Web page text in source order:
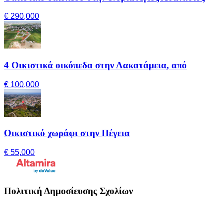
€ 290,000
4 Οικιστικά οικόπεδα στην Λακατάμεια, από
€ 100,000
Οικιστικό χωράφι στην Πέγεια
€ 55,000
Πολιτική Δημοσίευσης Σχολίων